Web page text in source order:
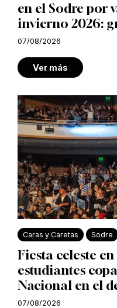
en el Sodre por
invierno 2026:
07/08/2026
Ver más
Caras y Caretas Sodre
Fiesta celeste
estudiantes
Nacional en el
07/08/2026